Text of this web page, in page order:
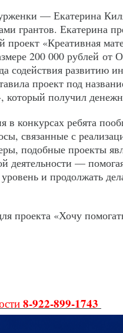
— Екатерина
грантов. Екатерина
проект «Креативная
200 000 рублей от
содействия развитию
проект под
который получил
в конкурсах ребята
связанные с
подобные проекты
деятельности —
и продолжать
проекта «Хочу
8-922-899-1743